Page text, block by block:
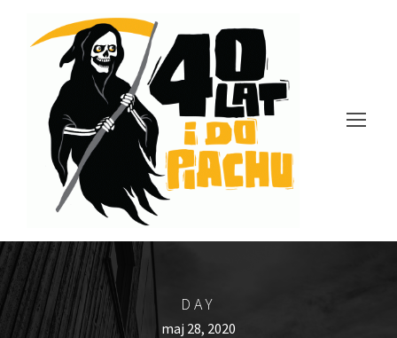
DAY
maj 28, 2020